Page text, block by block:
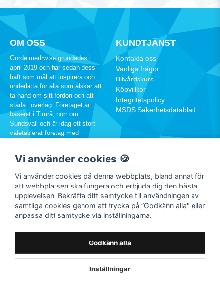
OM OSS
Gördetmedrw.se grundades i
april 2019 och har sedan dess
haft som mål att inspirera och
underlätta för alla som älskar att
ta hand om sitt fordon och att
städa i överlag. Företaget är
baserat i Timrå, norr om
Sundsvall och är idag ett stort
väletablerat företag med
info@rw.se
KUNDTJÄNST
Kontakta oss
Vanliga frågor
Bilvårdskurs
Köpvillkor
Integritetspolicy
MSDS Säkerhetsdatablad
SOCIALA MEDIER
TikTok
Vi använder cookies 🍪
Vi använder cookies på denna webbplats, bland annat för
att webbplatsen ska fungera och erbjuda dig den bästa
upplevelsen. Bekräfta ditt samtycke till användningen av
samtliga cookies genom att trycka på ”Godkänn alla" eller
anpassa ditt samtycke via inställningarna.
Godkänn alla
Inställningar